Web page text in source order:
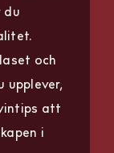
du
och
att
i